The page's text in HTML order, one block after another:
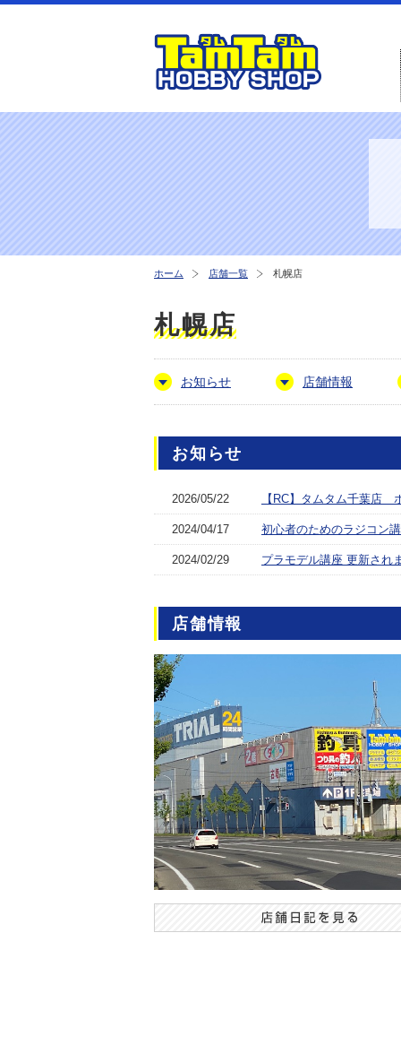
ホーム 店舗一覧 札幌店
札幌店
お知らせ 店舗情報
お知らせ
2026/05/22 【RC】タムタム千葉店
2024/04/17 初心者のためのラジコン
2024/02/29 プラモデル講座 更新され
店舗情報